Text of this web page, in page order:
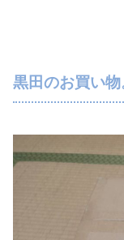
黒田のお買い物